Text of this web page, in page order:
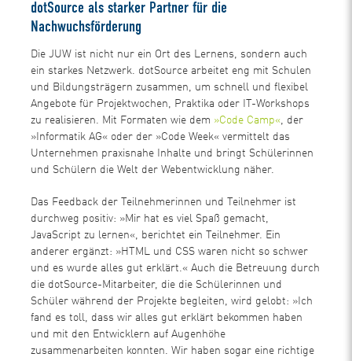
dotSource als starker Partner für die
Nachwuchsförderung
Die JUW ist nicht nur ein Ort des Lernens, sondern auch
ein starkes Netzwerk. dotSource arbeitet eng mit Schulen
und Bildungsträgern zusammen, um schnell und flexibel
Angebote für Projektwochen, Praktika oder IT-Workshops
zu realisieren. Mit Formaten wie dem »Code Camp«, der
»Informatik AG« oder der »Code Week« vermittelt das
Unternehmen praxisnahe Inhalte und bringt Schülerinnen
und Schülern die Welt der Webentwicklung näher.
Das Feedback der Teilnehmerinnen und Teilnehmer ist
durchweg positiv: »Mir hat es viel Spaß gemacht,
JavaScript zu lernen«, berichtet ein Teilnehmer. Ein
anderer ergänzt: »HTML und CSS waren nicht so schwer
und es wurde alles gut erklärt.« Auch die Betreuung durch
die dotSource-Mitarbeiter, die die Schülerinnen und
Schüler während der Projekte begleiten, wird gelobt: »Ich
fand es toll, dass wir alles gut erklärt bekommen haben
und mit den Entwicklern auf Augenhöhe
zusammenarbeiten konnten. Wir haben sogar eine richtige